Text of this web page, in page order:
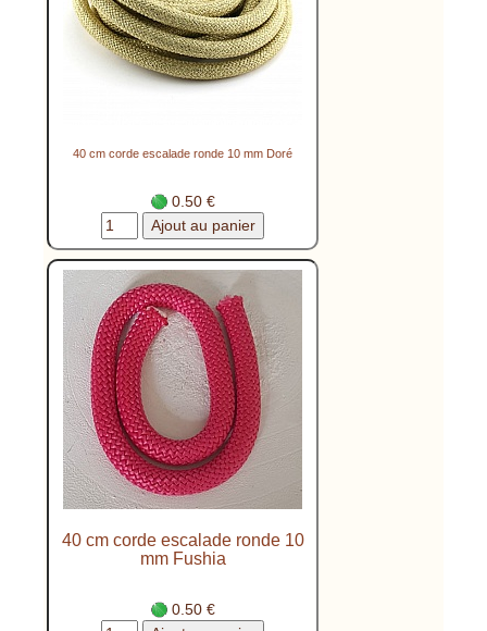
40 cm corde escalade ronde 10 mm Doré
0.50 €
40 cm corde escalade ronde 10
mm Fushia
0.50 €